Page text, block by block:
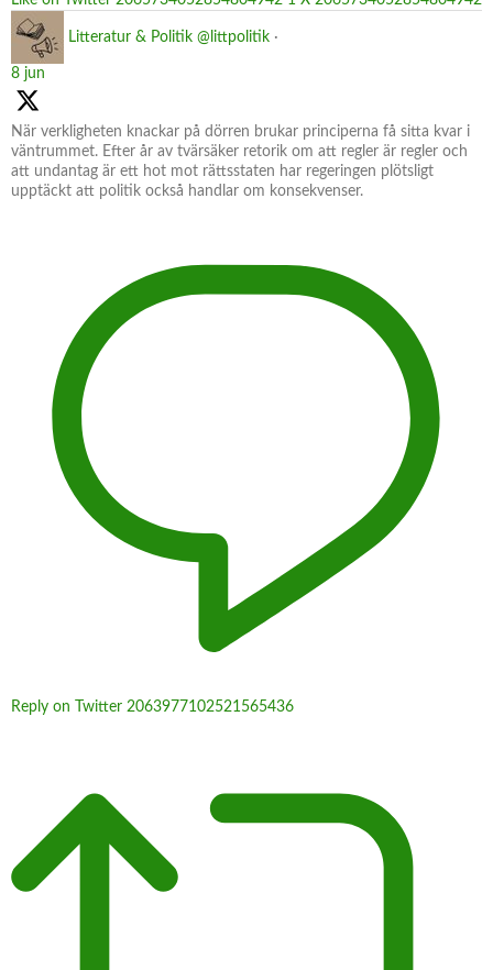
Litteratur & Politik @littpolitik ·
8 jun
När verkligheten knackar på dörren brukar principerna få sitta kvar i
väntrummet. Efter år av tvärsäker retorik om att regler är regler och
att undantag är ett hot mot rättsstaten har regeringen plötsligt
upptäckt att politik också handlar om konsekvenser.
Reply on Twitter 2063977102521565436